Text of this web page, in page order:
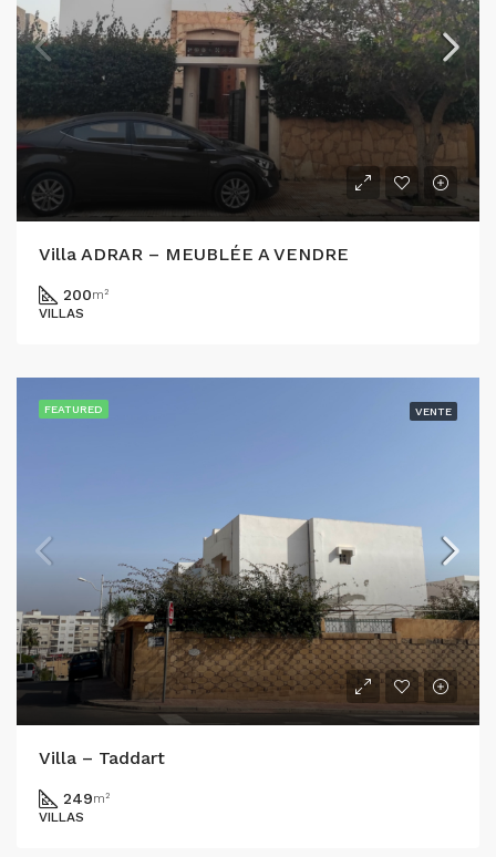
Villa ADRAR – MEUBLÉE A VENDRE
200m²
VILLAS
FEATURED VENTE
Villa – Taddart
249m²
VILLAS